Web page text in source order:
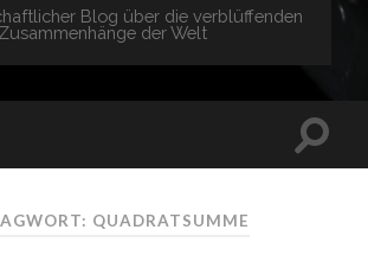
Blog über die verblüffenden
Zusammenhänge der Welt
QUADRATSUMME